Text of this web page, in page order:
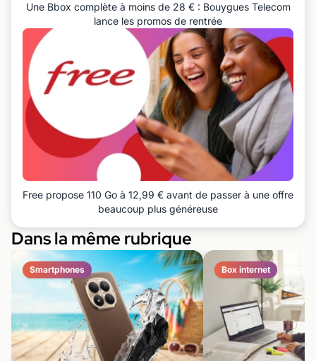
Une Bbox complète à moins de 28 € : Bouygues Telecom
lance les promos de rentrée
Free propose 110 Go à 12,99 € avant de passer à une offre
beaucoup plus généreuse
Dans la même rubrique
Smartphones Box internet